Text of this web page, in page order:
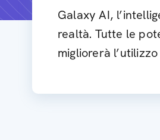
Galaxy AI,
realtà. Tutte le
migliorerà